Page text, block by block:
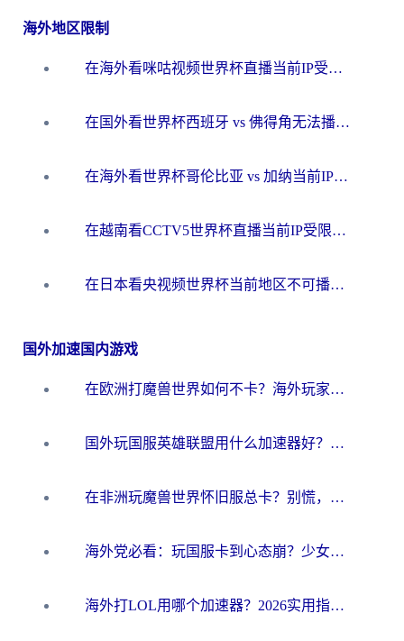
海外地区限制
在海外看咪咕视频世界杯直播当前IP受限制？这篇指南帮你搞定所有体育赛事观看难题
在国外看世界杯西班牙 vs 佛得角无法播放？这篇指南帮你解锁所有中文体育直播
在海外看世界杯哥伦比亚 vs 加纳当前IP受限制？这篇指南帮你流畅看中文解说赛事
在越南看CCTV5世界杯直播当前IP受限制？海外党体育观赛终极指南来了
在日本看央视频世界杯当前地区不可播放？海外党体育观赛终极指南
国外加速国内游戏
在欧洲打魔兽世界如何不卡？海外玩家的国服游戏加速终极攻略
国外玩国服英雄联盟用什么加速器好？海外党亲测有效的国服游戏加速指南
在非洲玩魔兽世界怀旧服总卡？别慌，这份指南帮你丝滑开荒
海外党必看：玩国服卡到心态崩？少女前线云图计划加速器免费推荐+碧蓝航线足球世界流畅攻略
海外打LOL用哪个加速器？2026实用指南：从延迟到设备适配，一篇解决你的国服游戏痛点